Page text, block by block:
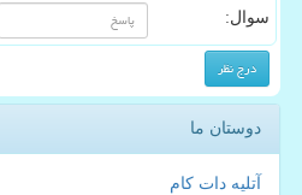
سوال:
دوستان ما
آتلیه دات کام